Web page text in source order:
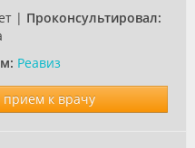
| Проконсультировал:
Реавиз
к врачу